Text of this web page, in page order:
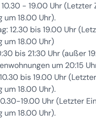
- 19.00 Uhr
um 18.00 Uhr).
12.30 bis 19.00 Uhr
um 18.00 Uhr)
bis 21:30 Uhr (außer
um 20:15
bis 19.00 Uhr
um 18.00 Uhr).
19.00 Uhr (Letzter
um 18.00 Uhr).